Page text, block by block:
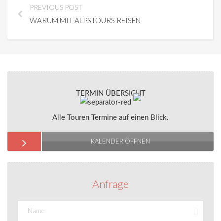
PREVIOUS POST
WARUM MIT ALPSTOURS REISEN
TERMIN ÜBERSICHT
Alle Touren Termine auf einen Blick.
KALENDER ÖFFNEN
Anfrage